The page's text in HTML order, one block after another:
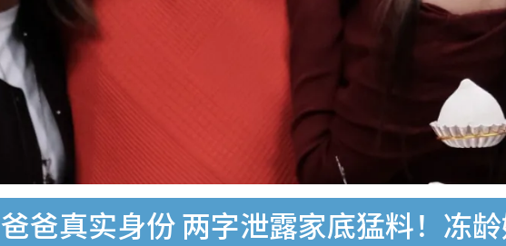
爸真实身份 两字泄露家底猛料！冻